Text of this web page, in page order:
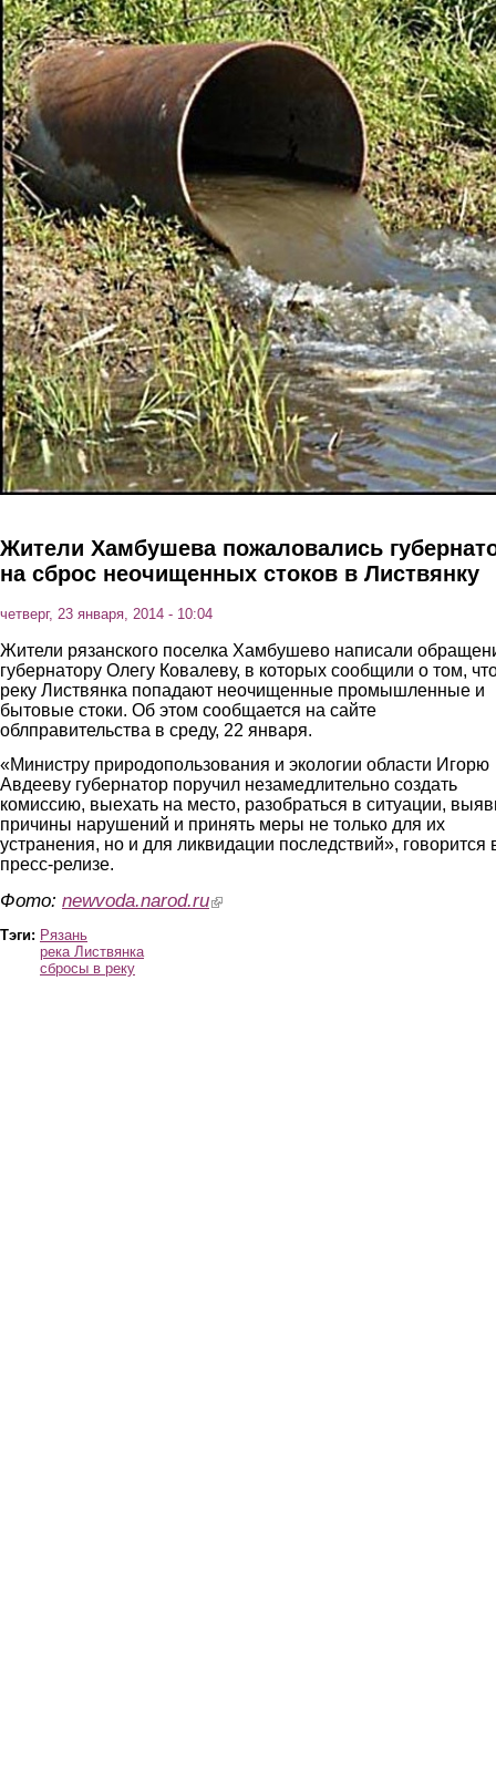
Перейти к основному содержанию
Жители Хамбушева пожаловались
на сброс неочищенных стоков в Листвянку
четверг, 23 января, 2014 - 10:04
Жители рязанского поселка Хамбушево написали
губернатору Олегу Ковалеву, в которых сообщили о том,
реку Листвянка попадают неочищенные промышленные и
бытовые стоки. Об этом сообщается на сайте
облправительства в среду, 22 января.
«Министру природопользования и экологии области Игорю
Авдееву губернатор поручил незамедлительно создать
комиссию, выехать на место, разобраться в ситуации,
причины нарушений и принять меры не только для их
устранения, но и для ликвидации последствий», говорится
пресс-релизе.
Фото: newvoda.narod.ru(link is external)
Тэги: Рязань
река Листвянка
сбросы в реку